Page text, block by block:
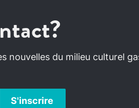
nouvelles du milieu culturel